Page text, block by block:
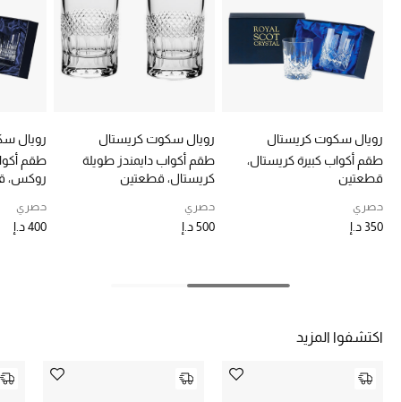
خصومات
ما وصلنا حديثاً
ركن أناقة المنتجعات
جميع إصدارتنا النسائية
تشكيلة المناسبات للنساء
الملابس الرياضية النسائية
رويال سكوت كريستال
طقم أكواب كبيرة كريستال،
قطعتين
حصري
350 د.إ
رويال سكوت كريستال
طقم أكواب دايمندز طويلة
كريستال، قطعتين
حصري
500 د.إ
رويال
طقم
روكس،
حصري
400 د.إ
اكتشفوا المزيد